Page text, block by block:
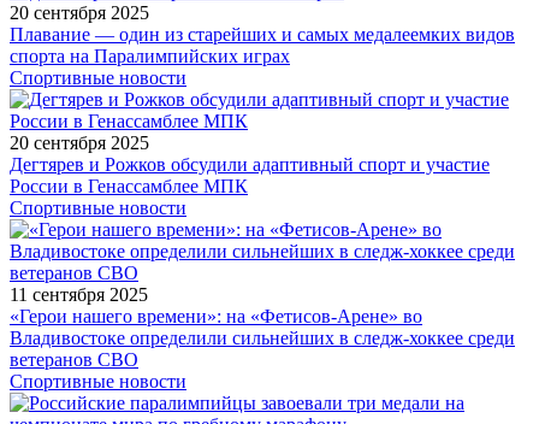
20 сентября 2025
Плавание — один из старейших и самых медалеемких видов
спорта на Паралимпийских играх
Спортивные новости
20 сентября 2025
Дегтярев и Рожков обсудили адаптивный спорт и участие
России в Генассамблее МПК
Спортивные новости
11 сентября 2025
«Герои нашего времени»: на «Фетисов-Арене» во
Владивостоке определили сильнейших в следж-хоккее среди
ветеранов СВО
Спортивные новости